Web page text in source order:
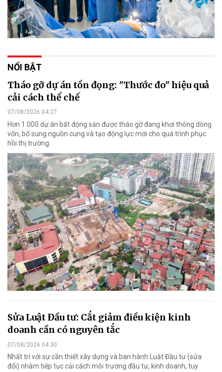
NỔI BẬT
Tháo gỡ dự án tồn đọng: "Thước đo" hiệu quả
cải cách thể chế
07/08/2026 04:27
Hơn 1.000 dự án bất động sản được tháo gỡ đang khơi thông dòng
vốn, bổ sung nguồn cung và tạo động lực mới cho quá trình phục
hồi thị trường.
Sửa Luật Đầu tư: Cắt giảm điều kiện kinh
doanh cần có nguyên tắc
07/08/2026 04:30
Nhất trí với sự cần thiết xây dựng và ban hành Luật Đầu tư (sửa
đổi) nhằm tiếp tục cải cách môi trường đầu tư, kinh doanh, tuy